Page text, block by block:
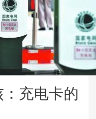
充电卡的